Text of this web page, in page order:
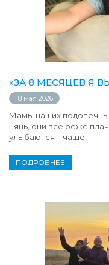
«ЗА 8 МЕСЯЦЕВ Я
18 мая 2026
Мамы наших
нянь, они все реже
улыбаются – чаще.
ПОДРОБНЕЕ